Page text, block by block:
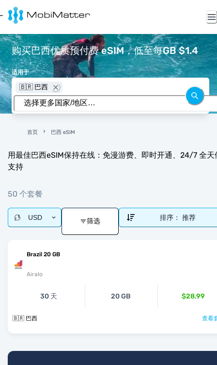
购买巴西优质预付费 eSIM，低至每GB $1.4
适用于
🇧🇷 巴西
首页 巴西 eSIM
用最佳巴西eSIM保持在线：免漫游费、即时开通、24/7 全天
支持
50 个套餐
USD 筛选 排序： 推荐
Brazil 20 GB
Airalo
30 天 20 GB $28.99
🇧🇷 巴西 查看